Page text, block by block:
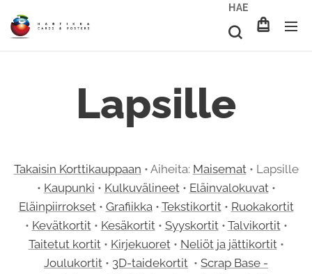
HAE
Lapsille
Takaisin Korttikauppaan • Aiheita: Maisemat• Lapsille
• Kaupunki • Kulkuvälineet• Eläinvalokuvat•
Eläinpiirrokset• Grafiikka• Tekstikortit• Ruokakortit
• Kevätkortit• Kesäkortit• Syyskortit• Talvikortit•
Taitetut kortit• Kirjekuoret• Neliöt ja jättikortit•
Joulukortit • 3D-taidekortit • Scrap Base -